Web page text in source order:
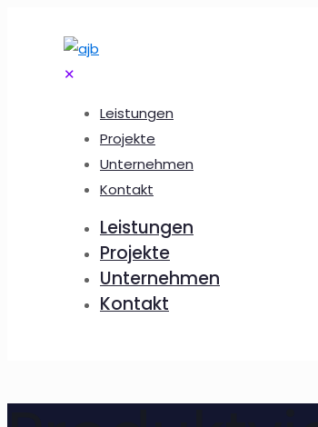
✕
Leistungen
Projekte
Unternehmen
Kontakt
Leistungen
Projekte
Unternehmen
Kontakt